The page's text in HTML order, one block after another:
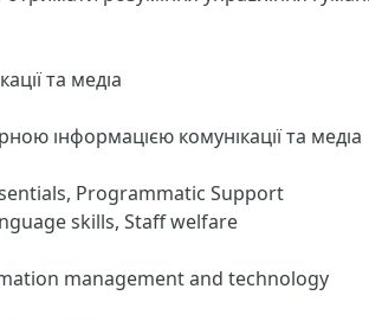
та медіа
інформацією комунікації та медіа
Programmatic Support
skills, Staff welfare
management and technology